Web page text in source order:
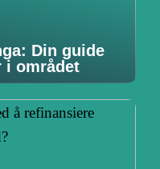
Din guide
i området